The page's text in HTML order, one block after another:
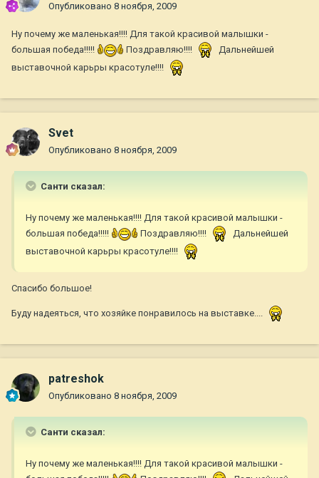
Опубликовано 8 ноября, 2009
Ну почему же маленькая!!!! Для такой красивой малышки -
большая победа!!!!!
Поздравляю!!!!
Дальнейшей
выставочной карьры красотуле!!!!
Svet
Опубликовано 8 ноября, 2009
Санти сказал:
Ну почему же маленькая!!!! Для такой красивой малышки -
большая победа!!!!!
Поздравляю!!!!
Дальнейшей
выставочной карьры красотуле!!!!
Спасибо большое!
Буду надеяться, что хозяйке понравилось на выставке....
patreshok
Опубликовано 8 ноября, 2009
Санти сказал:
Ну почему же маленькая!!!! Для такой красивой малышки -